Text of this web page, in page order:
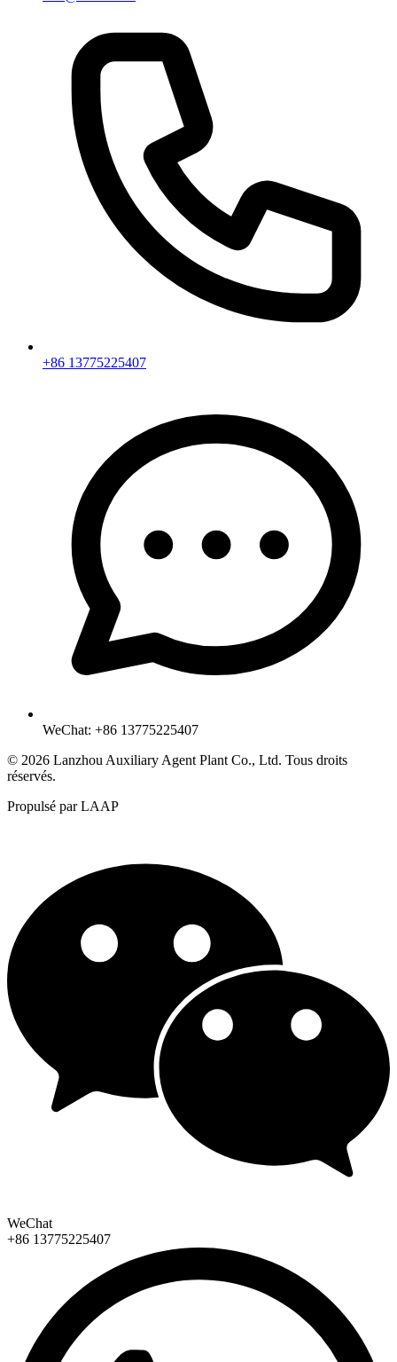
+86 13775225407
WeChat: +86 13775225407
© 2026 Lanzhou Auxiliary Agent Plant Co., Ltd. Tous droits
réservés.
Propulsé par LAAP
WeChat
+86 13775225407